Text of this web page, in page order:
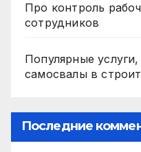
Про контроль
сотрудников
Популярные
самосвалы в
Последние